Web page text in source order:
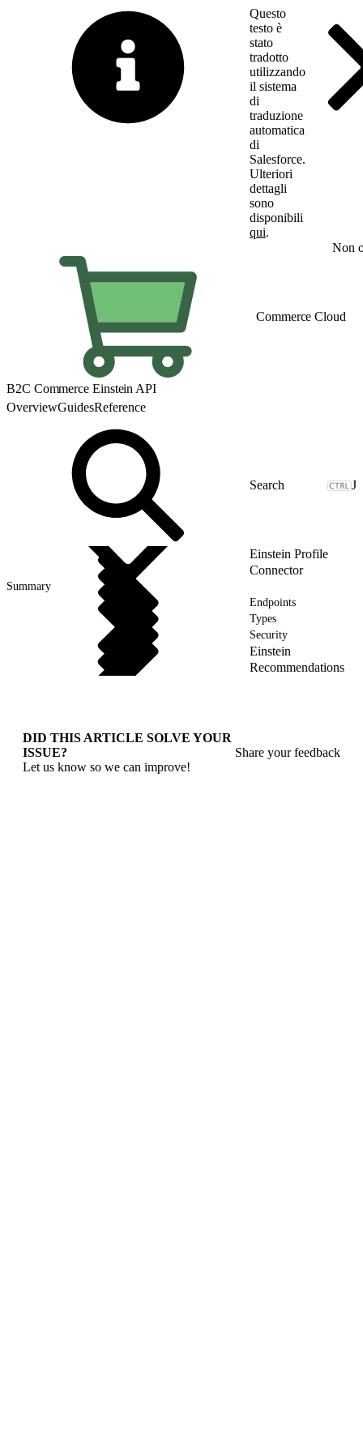
Questo
testo è
stato
tradotto
utilizzando
il sistema
di
traduzione
automatica
di
Salesforce.
Ulteriori
dettagli
sono
disponibili
qui.
Non
Commerce Cloud
B2C Commerce Einstein API
OverviewGuidesReference
J
Einstein Profile
Connector
Summary
Endpoints
Types
Security
Einstein
Recommendations
DID THIS ARTICLE SOLVE YOUR
ISSUE?
Let us know so we can improve!
Share your feedback